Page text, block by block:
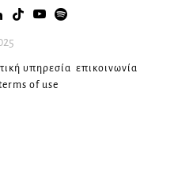
υπηρεσία επικοινωνία
of use